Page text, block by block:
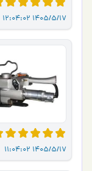
1405/5/17
1405/5/17